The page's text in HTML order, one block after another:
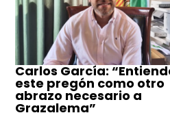
Carlos García:
este pregón como otro
abrazo necesario a
Grazalema”